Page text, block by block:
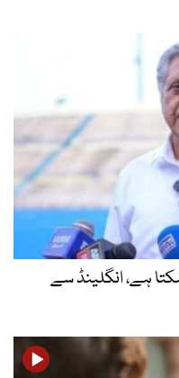
ہے، انگلینڈ سے